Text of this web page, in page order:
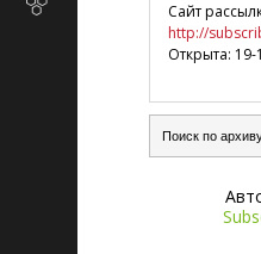
маркетинг
Сайт
http://
Открыта: 19-